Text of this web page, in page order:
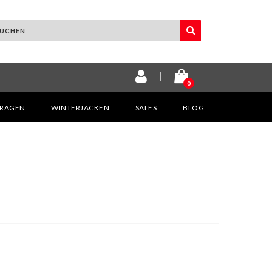
0
WINTERJACKEN SALES BLOG